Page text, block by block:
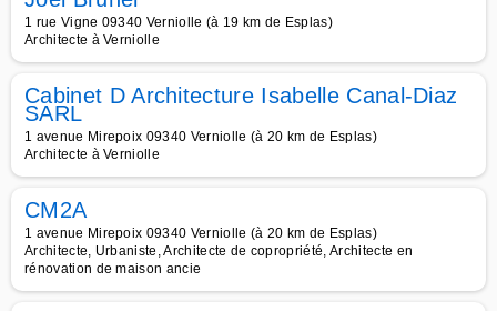
1 rue Vigne 09340 Verniolle (à 19 km de Esplas)
Architecte à Verniolle
Cabinet D Architecture Isabelle Canal-Diaz
SARL
1 avenue Mirepoix 09340 Verniolle (à 20 km de Esplas)
Architecte à Verniolle
CM2A
1 avenue Mirepoix 09340 Verniolle (à 20 km de Esplas)
Architecte, Urbaniste, Architecte de copropriété, Architecte en
rénovation de maison ancie